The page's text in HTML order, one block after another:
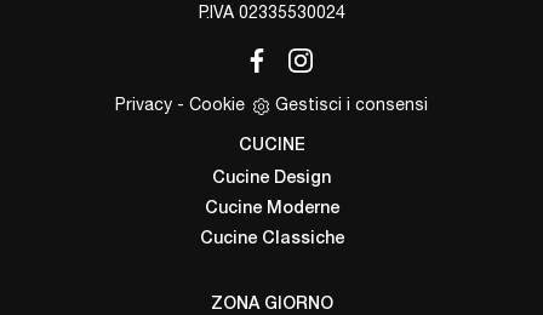
P.IVA 02335530024
Privacy - Cookie Gestisci i consensi
CUCINE
Cucine Design
Cucine Moderne
Cucine Classiche
ZONA GIORNO